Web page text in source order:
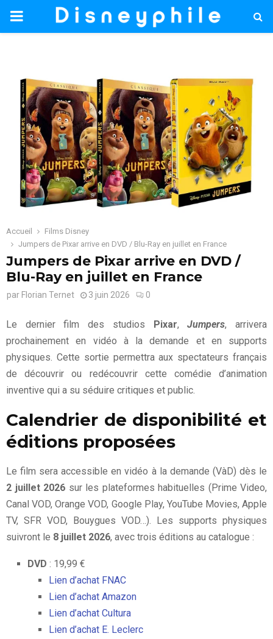
PRIMARY
Accueil
Films Disney
Jumpers de Pixar arrive en DVD / Blu-Ray en juillet en France
Jumpers de Pixar arrive en DVD /
Blu-Ray en juillet en France
par Florian Ternet 3 juin 2026 0
Le dernier film des studios Pixar,Jumpers, arrivera
prochainement en vidéo à la demande et en supports
physiques. Cette sortie permettra aux spectateurs français
de découvrir ou redécouvrir cette comédie d’animation
inventive qui a su séduire critiques et public.
Calendrier de disponibilité et
éditions proposées
Le film sera accessible en vidéo à la demande (VàD) dès le
2 juillet 2026 sur les plateformes habituelles (Prime Video,
Canal VOD, Orange VOD, Google Play, YouTube Movies, Apple
TV, SFR VOD, Bouygues VOD…). Les supports physiques
suivront le 8 juillet 2026, avec trois éditions au catalogue :
DVD : 19,99 €
Lien d’achat FNAC
Lien d’achat Amazon
Lien d’achat Cultura
Lien d’achat E. Leclerc